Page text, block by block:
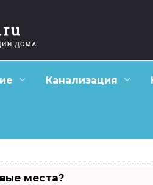
Канализация
места?